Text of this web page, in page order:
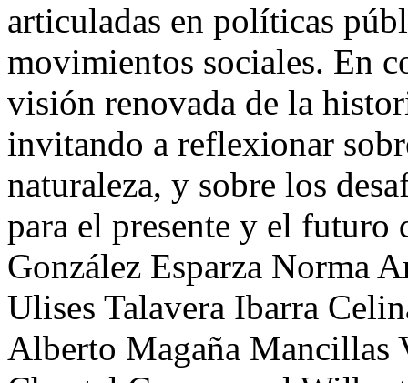
articuladas en políticas
movimientos sociales. En
visión renovada de la
invitando a reflexionar
naturaleza, y sobre los
para el presente y el futuro
González Esparza Norma
Ulises Talavera Ibarra
Alberto Magaña Mancillas